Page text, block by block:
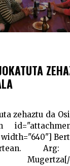
zehaztu da
Arg:
Mugertza[/